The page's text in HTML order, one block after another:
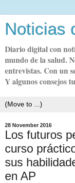
Noticias
Diario digital con
mundo de la salud.
entrevistas. Con un
Y algunos consejos
28 November 2016
Los futuros
curso
sus
en AP